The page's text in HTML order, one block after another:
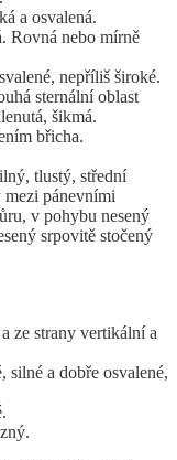
a osvalená.
Rovná nebo mírně
nepříliš široké.
sternální oblast
šikmá.
břicha.
tlustý, střední
pánevními
v pohybu nesený
srpovitě stočený
strany vertikální a
a dobře osvalené,